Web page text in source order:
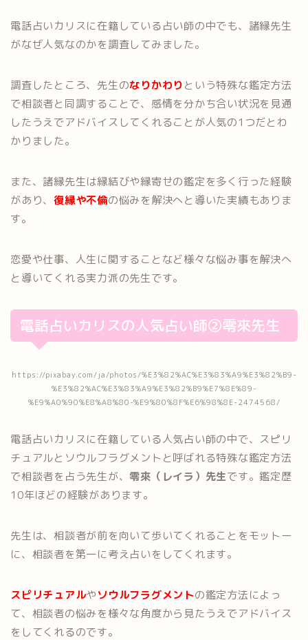
電話占いカリスに在籍している占い師の中でも、諸縁先生
がなぜ人気なのかを調査してみました。
調査したところ、先生のなりかわりという特殊な鑑定方法
で相談者と同調することで、感情を分かち合い状況を見通
したうえでアドバイスしてくれることが人気の1つだとわ
かりました。
また、諸縁先生は縁結びや縁寄せの鑑定を多く行った経験
があり、復縁や不倫の悩みを解決へと導いた実績もありま
す。
恋愛や仕事、人生に関することなど様々な悩み事を解決へ
と導いてくれる実力派の先生です。
電話占いカリスの人気占い師②零來先生
https://pixabay.com/ja/photos/%E3%82%AC%E3%83%A9%E3%82%B9-
%E3%82%AC%E3%83%A9%E3%82%B9%E7%8E%89-
%E9%A0%90%E8%A8%80-%E9%80%8F%E6%98%8E-2474568/
電話占いカリスに在籍している人気占い師の中で、スピリ
チュアルとソウルフラグメントと呼ばれる特殊な鑑定方法
で相談者を占う先生が、 零來（レイラ）先生です。鑑定歴
10年ほどの経験があります。
先生は、相談者が前を向いて歩いてくれることをモットー
に、相談者を第一に考え占いをしてくれます。
スピリチュアルやソウルフラグメントの鑑定方法によっ
て、相談者の悩みを様々な角度から見たうえでアドバイス
をしてくれるのです。